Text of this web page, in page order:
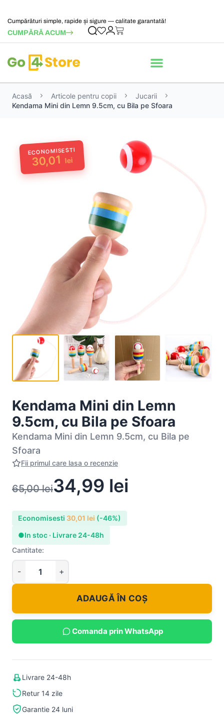
Cumpărături simple, rapide și sigure — calitate garantată!
CUMPĂRĂ ACUM
Acasă Articole pentru copii
Jucarii
Kendama Mini din Lemn 9.5cm, cu Bila pe Sfoara
ECONOMISESTI
30,01 lei
Kendama Mini din Lemn
9.5cm, cu Bila pe Sfoara
Kendama Mini din Lemn 9.5cm, cu Bila pe
Sfoara
Fii primul care lasa o recenzie
65,00lei34,99 lei
Economisesti 30,01 lei (-46%)
●In stoc · Livrare 24-48h
Cantitate:
ADAUGĂ ÎN COȘ
Comanda prin WhatsApp
Livrare 24-48h
Retur 14 zile
Garantie 24 luni